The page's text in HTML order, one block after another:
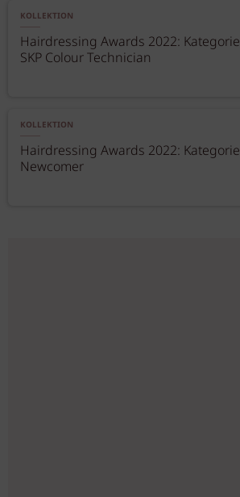
KOLLEKTION
Hairdressing Awards 2022: Kategorie
SKP Colour Technician
KOLLEKTION
Hairdressing Awards 2022: Kategorie
Newcomer